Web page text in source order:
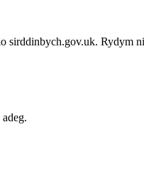
sirddinbych.gov.uk. Rydym